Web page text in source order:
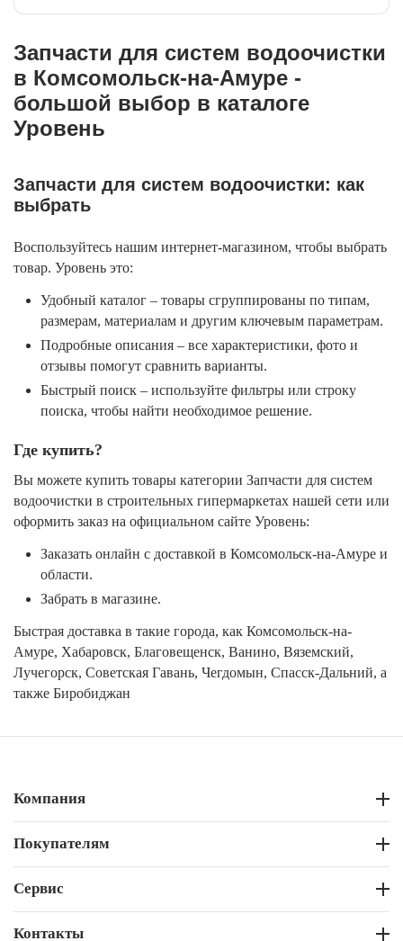
Запчасти для систем водоочистки
в Комсомольск-на-Амуре -
большой выбор в каталоге
Уровень
Запчасти для систем водоочистки: как
выбрать
Воспользуйтесь нашим интернет-магазином, чтобы выбрать
товар. Уровень это:
Удобный каталог – товары сгруппированы по типам,
размерам, материалам и другим ключевым параметрам.
Подробные описания – все характеристики, фото и
отзывы помогут сравнить варианты.
Быстрый поиск – используйте фильтры или строку
поиска, чтобы найти необходимое решение.
Где купить?
Вы можете купить товары категории Запчасти для систем
водоочистки в строительных гипермаркетах нашей сети или
оформить заказ на официальном сайте Уровень:
Заказать онлайн с доставкой в Комсомольск-на-Амуре и
области.
Забрать в магазине.
Быстрая доставка в такие города, как Комсомольск-на-
Амуре, Хабаровск, Благовещенск, Ванино, Вяземский,
Лучегорск, Советская Гавань, Чегдомын, Спасск-Дальний, а
также Биробиджан
Компания
Покупателям
Сервис
Контакты